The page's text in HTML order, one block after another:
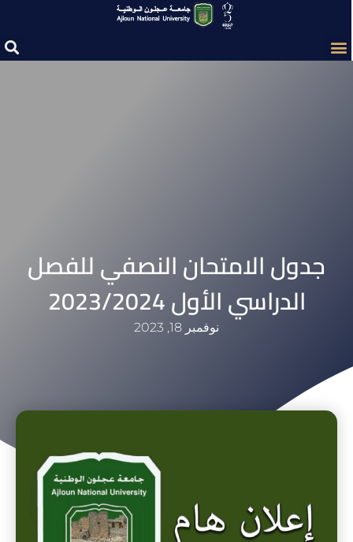
جدول الامتحان النصفي للفصل
الدراسي الأول 2023/2024
نوفمبر 18, 2023